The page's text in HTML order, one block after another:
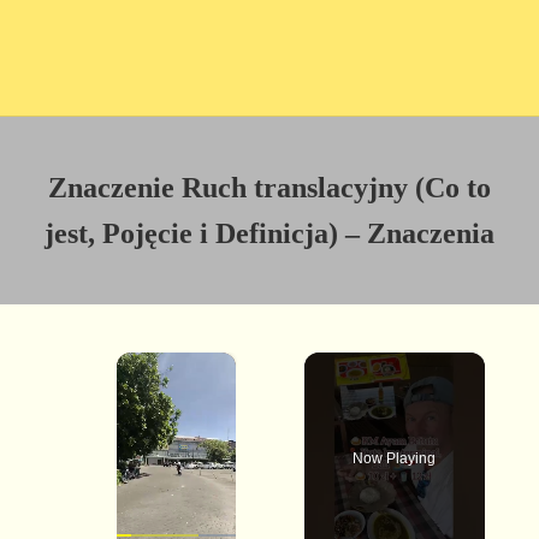
Znaczenie Ruch translacyjny (Co to
jest, Pojęcie i Definicja) – Znaczenia
×
Now Playing